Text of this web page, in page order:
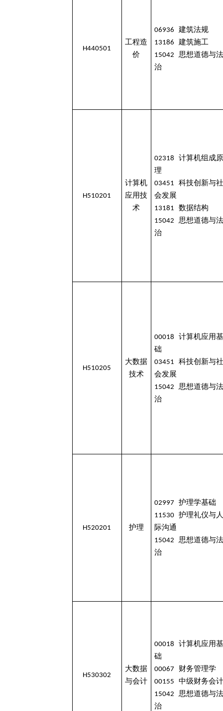
H440501
工程造
价
06936 建筑法规
13186 建筑施工
15042 思想道德与法
治
H510201
计算机
应用技
术
02318 计算机组成原
理
03451 科技创新与社
会发展
13181 数据结构
15042 思想道德与法
治
H510205
大数据
技术
00018 计算机应用基
础
03451 科技创新与社
会发展
15042 思想道德与法
治
H520201 护理
02997 护理学基础
11530 护理礼仪与人
际沟通
15042 思想道德与法
治
H530302
大数据
与会计
00018 计算机应用基
础
00067 财务管理学
00155 中级财务会计
15042 思想道德与法
治